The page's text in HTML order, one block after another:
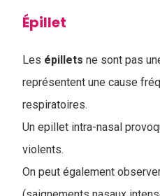
Épillet
Les épillets ne sont pas
représentent une cause
respiratoires.
Un epillet intra-nasal
violents.
On peut également